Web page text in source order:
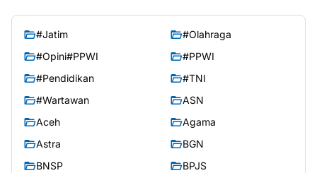
#Jatim
#Olahraga
#Opini#PPWI
#PPWI
#Pendidikan
#TNI
#Wartawan
ASN
Aceh
Agama
Astra
BGN
BNSP
BPJS